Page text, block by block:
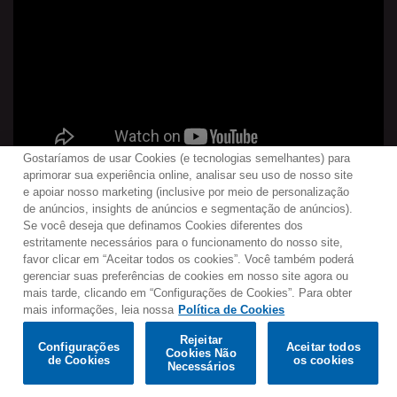
Listen & Buy
Contato Boletim de Notícias
Termos de Uso
Política de Privacidade
Mapa do Site
Política de Cookies
Configurações de Cookies
© 2025 Parlophone Records Limited. All rights reserved.
Would you prefer to visit our website in English?
Confirm
Gostaríamos de usar Cookies (e tecnologias semelhantes) para
aprimorar sua experiência online, analisar seu uso de nosso site
e apoiar nosso marketing (inclusive por meio de personalização
de anúncios, insights de anúncios e segmentação de anúncios).
Se você deseja que definamos Cookies diferentes dos
estritamente necessários para o funcionamento do nosso site,
favor clicar em “Aceitar todos os cookies”. Você também poderá
gerenciar suas preferências de cookies em nosso site agora ou
mais tarde, clicando em “Configurações de Cookies”. Para obter
mais informações, leia nossa Política de Cookies
Configurações
de Cookies
Rejeitar
Cookies Não
Necessários
Aceitar todos
os cookies